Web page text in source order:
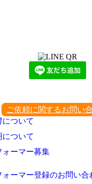
ご依頼に関するお問い
について
について
ォーマー募集
ォーマー登録のお問い合